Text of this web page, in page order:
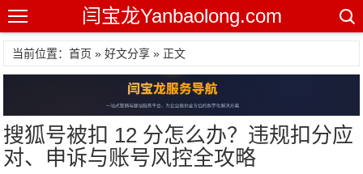
闫宝龙Yanbaolong.com
当前位置：首页 »好文分享 » 正文
搜狐号被扣 12 分怎么办？违规扣分应
对、申诉与账号风控全攻略